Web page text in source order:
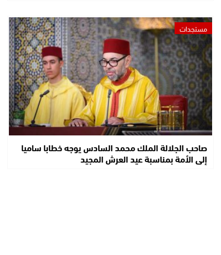
مستجدات
صاحب الجلالة الملك محمد السادس يوجه خطابا ساميا
إلى الأمة بمناسبة عيد العرش المجيد